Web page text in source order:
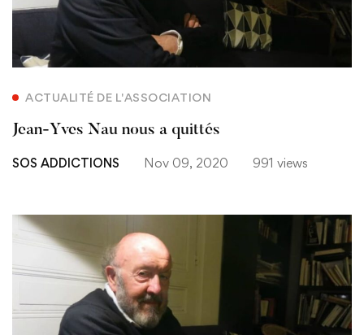
ACTUALITÉ DE L'ASSOCIATION
Jean-Yves Nau nous a quittés
SOS ADDICTIONS Nov 09, 2020 991 views